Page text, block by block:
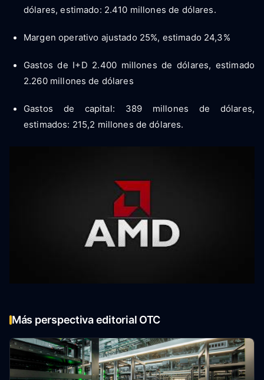
dólares, estimado: 2.410 millones de dólares.
Margen operativo ajustado 25%, estimado 24,3%
Gastos de I+D 2.400 millones de dólares, estimado
2.260 millones de dólares
Gastos de capital: 389 millones de dólares,
estimados: 215,2 millones de dólares.
Más perspectiva editorial OTC